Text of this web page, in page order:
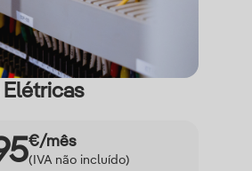
€/mês
(IVA não incluído)